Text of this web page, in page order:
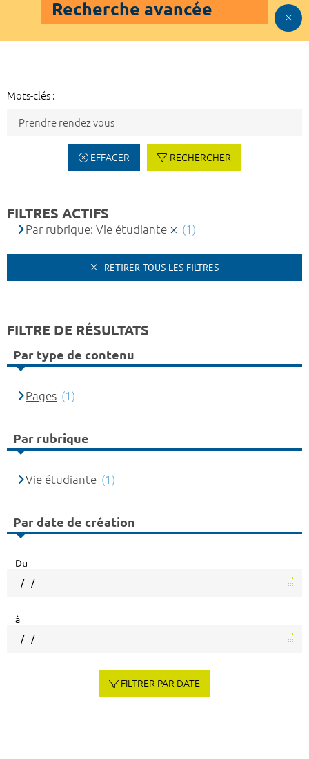
Recherche avancée
Mots-clés :
EFFACER RECHERCHER
FILTRES ACTIFS
Par rubrique: Vie étudiante (1)
RETIRER TOUS LES FILTRES
FILTRE DE RÉSULTATS
Par type de contenu
Pages (1)
Par rubrique
Vie étudiante (1)
Par date de création
Du
à
FILTRER PAR DATE